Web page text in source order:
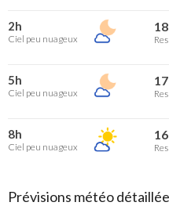
2h
Ciel peu nuageux
18
5h
Ciel peu nuageux
17
8h
Ciel peu nuageux
16
Prévisions météo